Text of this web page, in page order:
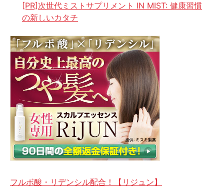
[PR]次世代ミストサプリメント IN MIST: 健康習慣
の新しいカタチ
フルボ酸・リデンシル配合！【リジュン】